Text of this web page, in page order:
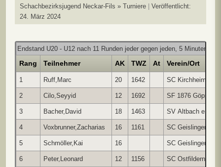
Schachbezirksjugend Neckar-Fils » Turniere
Veröffentlicht:
24. März 2024
Endstand U20 - U12 nach 11 Runden jeder gegen jeden, 5 Minuten pro
Rang Teilnehmer AK TWZ At Verein/Ort
1 Ruff,Marc 20 1642 SC Kirchheim/
2 Cilo,Seyyid 12 1692 SF 1876
3 Bacher,David 18 1463 SV Altbach e.V.
4 Voxbrunner,Zacharias 16 1161 SC Geislingen
5 Schmöller,Kai 16 SC Geislingen
6 Peter,Leonard 12 1156 SC Ostfildern